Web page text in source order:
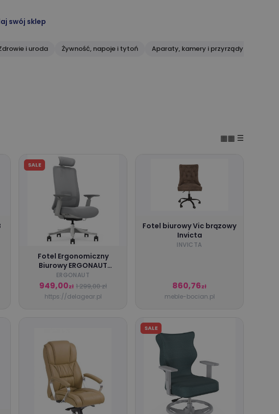
swój sklep
i uroda Żywność, napoje i tytoń Aparaty, kamery i przyrządy optyczne
▦▦ ☰
SALE
Fotel Ergonomiczny
Biurowy ERGONAUT
ODYSSEY Szary
ERGONAUT
949,00zł 1 299,00 zł
https://delagear.pl
Fotel biurowy Vic brązowy
Invicta
INVICTA
860,76zł
meble-bocian.pl
SALE